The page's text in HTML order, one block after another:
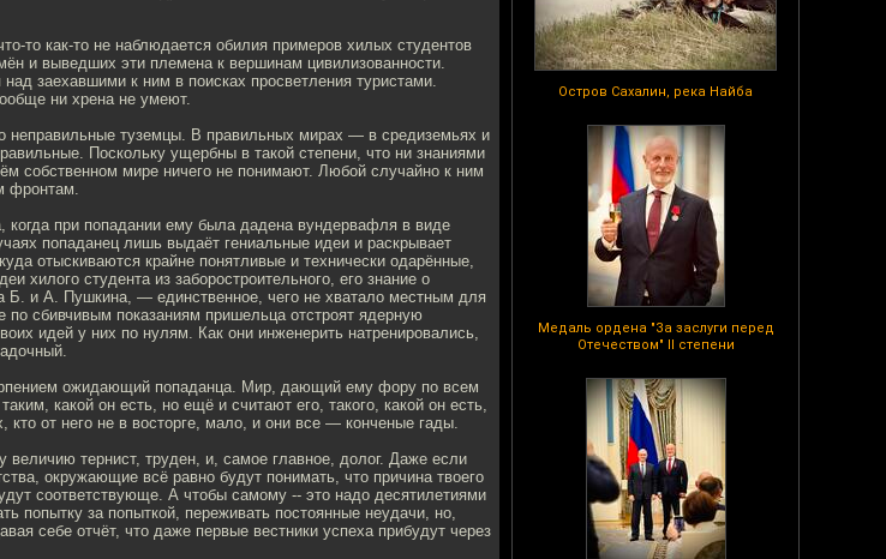
Остров Сахалин, река Найба
Медаль ордена "За заслуги перед
Отечеством" II степени
то как-то не наблюдается обилия примеров хилых студентов
и выведших эти племена к вершинам цивилизованности.
заехавшими к ним в поисках просветления туристами.
ни хрена не умеют.
неправильные туземцы. В правильных мирах — в средиземьях и
Поскольку ущербны в такой степени, что ни знаниями
собственном мире ничего не понимают. Любой случайно к ним
фронтам.
при попадании ему была дадена вундервафля в виде
попаданец лишь выдаёт гениальные идеи и раскрывает
отыскиваются крайне понятливые и технически одарённые,
хилого студента из заборостроительного, его знание о
Б. и А. Пушкина, — единственное, чего не хватало местным для
по сбивчивым показаниям пришельца отстроят ядерную
идей у них по нулям. Как они инженерить натренировались,
ожидающий попаданца. Мир, дающий ему фору по всем
какой он есть, но ещё и считают его, такого, какой он есть,
кто от него не в восторге, мало, и они все — конченые гады.
величию тернист, труден, и, самое главное, долог. Даже если
окружающие всё равно будут понимать, что причина твоего
соответствующе. А чтобы самому -- это надо десятилетиями
попытку за попыткой, переживать постоянные неудачи, но,
себе отчёт, что даже первые вестники успеха прибудут через